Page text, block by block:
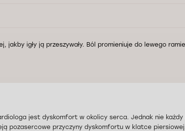
jakby igły ją przeszywały. Ból promieniuje do lewego
jest dyskomfort w okolicy serca. Jednak nie
pozasercowe przyczyny dyskomfortu w klatce